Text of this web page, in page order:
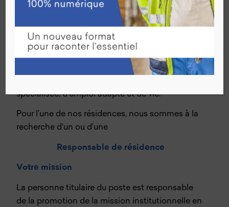
Retour aux offres
La fondation Sgipa est un partenaire de
référence, proactif et à l’écoute des personnes
devant bénéficier d’un accompagnement
spécialisée, d’emploi adapté et de vie.
Pour l’une de nos résidences, nous sommes à la
recherche d’un ou d’une
Responsable de résidence
Votre mission
La personne titulaire du poste est responsable
de la promotion de la mission institutionnelle en